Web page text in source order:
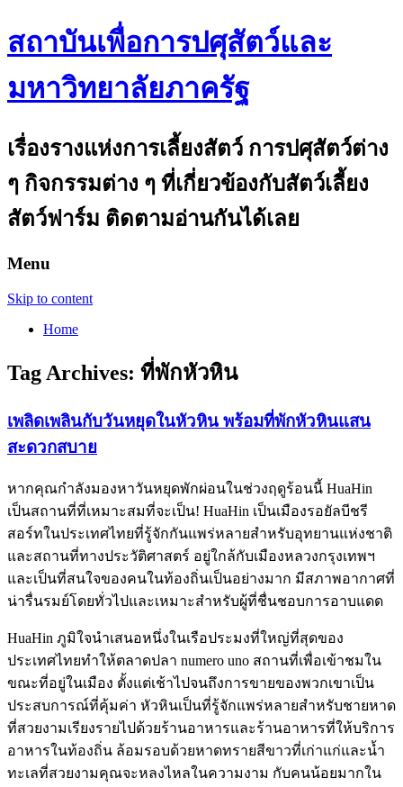
สถาบันเพื่อการปศุสัตว์และ
มหาวิทยาลัยภาครัฐ
เรื่องรางแห่งการเลี้ยงสัตว์ การปศุสัตว์ต่าง
ๆ กิจกรรมต่าง ๆ ที่เกี่ยวข้องกับสัตว์เลี้ยง
สัตว์ฟาร์ม ติดตามอ่านกันได้เลย
Menu
Skip to content
Home
Tag Archives: ที่พักหัวหิน
เพลิดเพลินกับวันหยุดในหัวหิน พร้อมที่พักหัวหินแสน
สะดวกสบาย
หากคุณกำลังมองหาวันหยุดพักผ่อนในช่วงฤดูร้อนนี้ HuaHin
เป็นสถานที่ที่เหมาะสมที่จะเป็น! HuaHin เป็นเมืองรอยัลบีชรี
สอร์ทในประเทศไทยที่รู้จักกันแพร่หลายสำหรับอุทยานแห่งชาติ
และสถานที่ทางประวัติศาสตร์ อยู่ใกล้กับเมืองหลวงกรุงเทพฯ
และเป็นที่สนใจของคนในท้องถิ่นเป็นอย่างมาก มีสภาพอากาศที่
น่ารื่นรมย์โดยทั่วไปและเหมาะสำหรับผู้ที่ชื่นชอบการอาบแดด
HuaHin ภูมิใจนำเสนอหนึ่งในเรือประมงที่ใหญ่ที่สุดของ
ประเทศไทยทำให้ตลาดปลา numero uno สถานที่เพื่อเข้าชมใน
ขณะที่อยู่ในเมือง ตั้งแต่เช้าไปจนถึงการขายของพวกเขาเป็น
ประสบการณ์ที่คุ้มค่า หัวหินเป็นที่รู้จักแพร่หลายสำหรับชายหาด
ที่สวยงามเรียงรายไปด้วยร้านอาหารและร้านอาหารที่ให้บริการ
อาหารในท้องถิ่น ล้อมรอบด้วยหาดทรายสีขาวที่เก่าแก่และน้ำ
ทะเลที่สวยงามคุณจะหลงไหลในความงาม กับคนน้อยมากใน